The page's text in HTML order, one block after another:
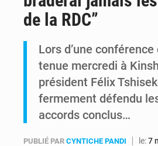
de la RDC”
Lors d’une
tenue mercredi à
président Félix
fermement défendu
accords conclus…
PUBLIÉ PAR CYNTICHE PANDI le:7